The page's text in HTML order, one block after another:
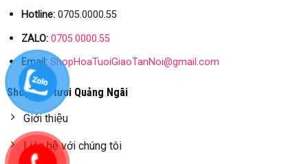
Hotline:0705.0000.55
ZALO: 0705.0000.55
Email: ShopHoaTuoiGiaoTanNoi@gmail.com
Shop hoa tươi Quảng Ngãi
Giới thiệu
Liên hệ với chúng tôi